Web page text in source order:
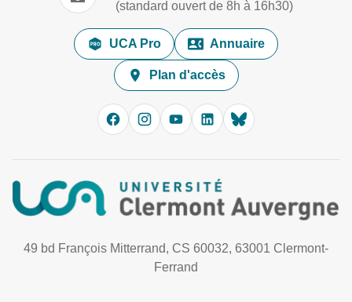
(standard ouvert de 8h à 16h30)
UCA Pro Annuaire
Plan d'accès
49 bd François Mitterrand, CS 60032, 63001 Clermont-
Ferrand